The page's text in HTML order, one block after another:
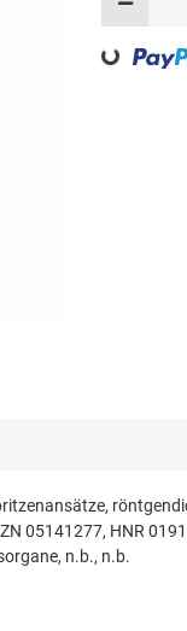
Loading...
05141277, HNR
n.b., n.b.